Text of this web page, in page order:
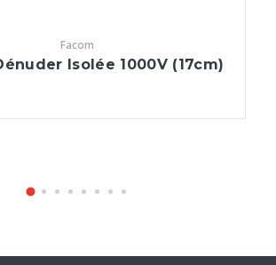
Facom
Isolée 1000V (17cm)